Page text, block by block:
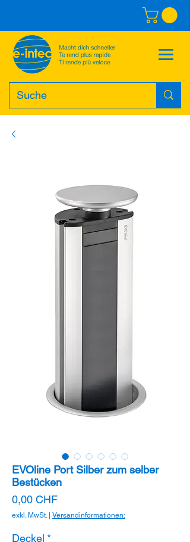
EVOline Port Silber zum selber
Bestücken
0,00 CHFPreis
exkl. MwSt. | Versandinformationen:
Deckel *